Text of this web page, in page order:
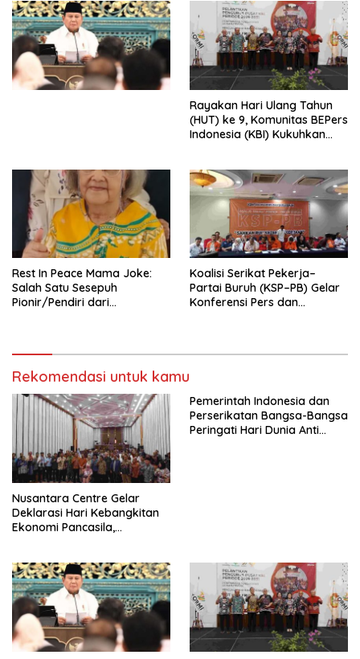
Penjajahan (Pergolakan
Ekonomi Politik Indonesia) &
Simposium Nasional “Urgensi
Undang-Undang
Perekonomian Nasional dan
Kesejahteraan Sosial dalam
Rayakan Hari Ulang Tahun
(HUT) ke 9, Komunitas BEPers
Indonesia (KBI) Kukuhkan
Tema: “Penguatan dan
Pengembangan Organisasi
KBI yang Berbasis Riset di
seluruh Indonesia dan
Mancanegara”.
Rest In Peace Mama Joke:
Salah Satu Sesepuh
Pionir/Pendiri dari
Koalisi Serikat Pekerja–
Partai Buruh (KSP–PB) Gelar
Konferensi Pers dan
Rekomendasi untuk kamu
Nusantara Centre Gelar
Deklarasi Hari Kebangkitan
Ekonomi Pancasila,
Penjajahan (Pergolakan
Ekonomi Politik Indonesia) &
Simposium Nasional “Urgensi
Undang-Undang
Perekonomian Nasional dan
Kesejahteraan Sosial dalam
Pemerintah Indonesia dan
Perserikatan Bangsa-Bangsa
Peringati Hari Dunia Anti